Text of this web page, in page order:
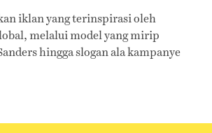
iklan yang terinspirasi oleh
melalui model yang mirip
hingga slogan ala kampanye